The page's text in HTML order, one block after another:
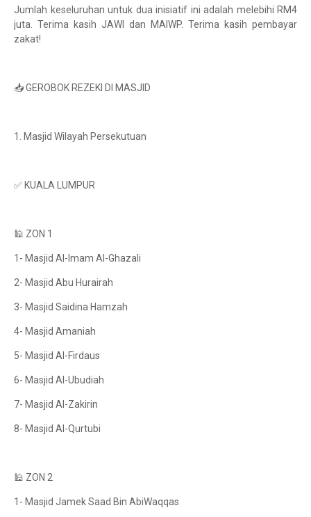
Jumlah keseluruhan untuk dua inisiatif ini adalah melebihi RM4
juta. Terima kasih JAWI dan MAIWP. Terima kasih pembayar
zakat!
📥 GEROBOK REZEKI DI MASJID
1. Masjid Wilayah Persekutuan
✅ KUALA LUMPUR
🕌 ZON 1
1- Masjid Al-Imam Al-Ghazali
2- Masjid Abu Hurairah
3- Masjid Saidina Hamzah
4- Masjid Amaniah
5- Masjid Al-Firdaus
6- Masjid Al-Ubudiah
7- Masjid Al-Zakirin
8- Masjid Al-Qurtubi
🕌 ZON 2
1- Masjid Jamek Saad Bin AbiWaqqas